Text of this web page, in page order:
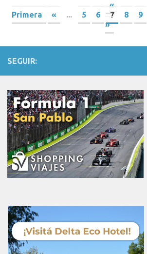
«
Primera
« ... 5 6 7 8 9
»
SEGUIR: